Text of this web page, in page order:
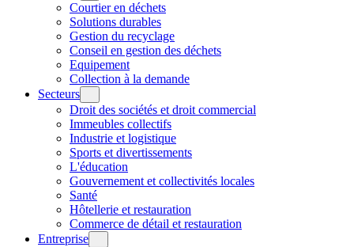
Courtier en déchets
Solutions durables
Gestion du recyclage
Conseil en gestion des déchets
Equipement
Collection à la demande
Secteurs
Droit des sociétés et droit commercial
Immeubles collectifs
Industrie et logistique
Sports et divertissements
L'éducation
Gouvernement et collectivités locales
Santé
Hôtellerie et restauration
Commerce de détail et restauration
Entreprise